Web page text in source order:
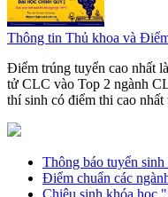
Thông tin Thủ khoa và
Điểm trúng tuyển cao nhất
tử CLC vào Top 2 ngành
thí sinh có điểm thi cao
Thông báo tuyển
Điểm chuẩn các
Chiêu sinh khóa học